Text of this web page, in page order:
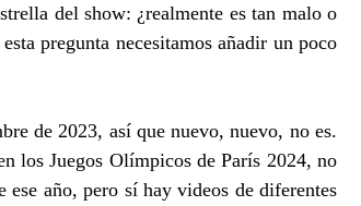
del show: ¿realmente es tan malo o
pregunta necesitamos añadir un poco
de 2023, así que nuevo, nuevo, no es.
los Juegos Olímpicos de París 2024, no
año, pero sí hay videos de diferentes